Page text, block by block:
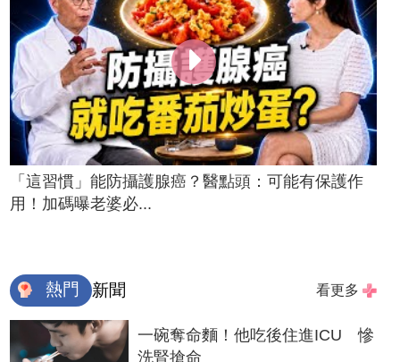
「這習慣」能防攝護腺癌？醫點頭：可能有保護作
用！加碼曝老婆必...
熱門 新聞 看更多
一碗奪命麵！他吃後住進ICU 慘
洗腎搶命